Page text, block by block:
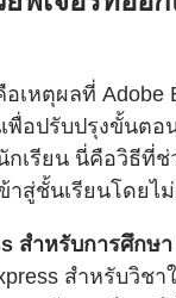
เหตุผลที่ Adobe
พื่อปรับปรุงขั้นตอ
กเรียน นี่คือวิธีที่
าสู่ชั้นเรียนโดยไ
สำหรับการศึกษ
สำหรับวิชา